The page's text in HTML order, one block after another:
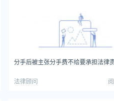
分手后被主张分手费不给要承担法律
法律顾问